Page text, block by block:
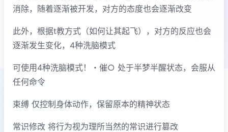
消除，随着逐渐被开发，对方的态度也会逐渐改变
此外，根据t教方式（如何让其起飞），对方的反应也会
逐渐发生变化，4种洗脑模式
可使用4种洗脑模式！・催○ 处于半梦半醒状态，会服从
任何命令
束缚 仅控制身体动作，保留原本的精神状态
常识修改 将行为视为理所当然的常识进行篡改